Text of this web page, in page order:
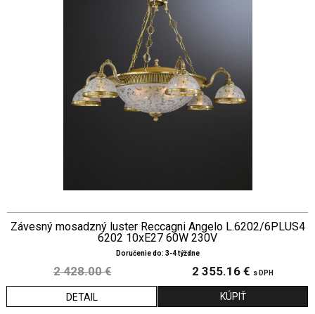
Závesný mosadzný luster Reccagni Angelo L.6202/6PLUS4
6202 10xE27 60W 230V
Doručenie do: 3-4 týždne
2 428.00 € 2 355.16 € s DPH
DETAIL